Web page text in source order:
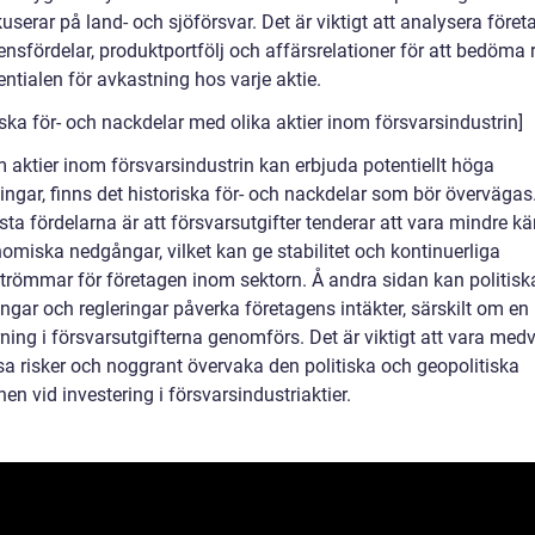
på land- och sjöförsvar. Det är viktigt att analysera
produktportfölj och affärsrelationer för att bedöma
för avkastning hos varje aktie.
för- och nackdelar med olika aktier inom försvarsindustrin]
aktier inom försvarsindustrin kan erbjuda potentiellt höga
finns det historiska för- och nackdelar som bör
fördelarna är att försvarsutgifter tenderar att vara mindre
nedgångar, vilket kan ge stabilitet och kontinuerliga
för företagen inom sektorn. Å andra sidan kan
och regleringar påverka företagens intäkter, särskilt om
i försvarsutgifterna genomförs. Det är viktigt att vara
risker och noggrant övervaka den politiska och geopolitiska
vid investering i försvarsindustriaktier.